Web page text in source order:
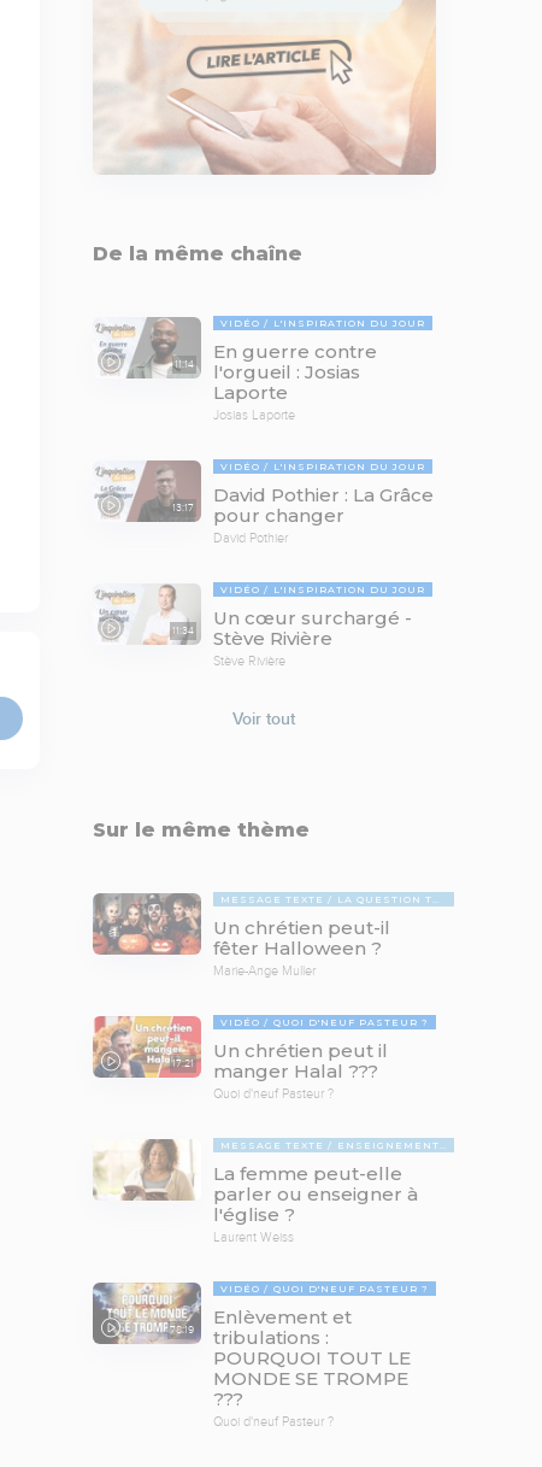
De la même chaîne
11:14
VIDÉO L'INSPIRATION DU JOUR
En guerre contre
l'orgueil : Josias
Laporte
Josias Laporte
13:17
VIDÉO L'INSPIRATION DU JOUR
David Pothier : La Grâce
pour changer
David Pothier
11:34
VIDÉO L'INSPIRATION DU JOUR
Un cœur surchargé -
Stève Rivière
Stève Rivière
Voir tout
Sur le même thème
MESSAGE TEXTE LA QUESTION TABOUE
Un chrétien peut-il
fêter Halloween ?
Marie-Ange Muller
17:21
VIDÉO QUOI D'NEUF PASTEUR ?
Un chrétien peut il
manger Halal ???
Quoi d'neuf Pasteur ?
MESSAGE TEXTE ENSEIGNEMENTS BIBLIQUES
La femme peut-elle
parler ou enseigner à
l'église ?
Laurent Weiss
78:19
VIDÉO QUOI D'NEUF PASTEUR ?
Enlèvement et
tribulations :
POURQUOI TOUT LE
MONDE SE TROMPE
???
Quoi d'neuf Pasteur ?